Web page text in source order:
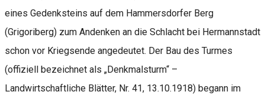
eines Gedenksteins auf dem Hammersdorfer Berg
(Grigoriberg) zum Andenken an die Schlacht bei Hermannstadt
schon vor Kriegsende angedeutet. Der Bau des Turmes
(offiziell bezeichnet als „Denkmalsturm“ –
Landwirtschaftliche Blätter, Nr. 41, 13.10.1918) begann im